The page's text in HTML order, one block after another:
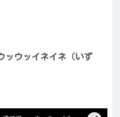
ッウッイネイネ（いず